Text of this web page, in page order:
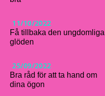
11/10/2022
Få tillbaka den ungdomliga
glöden
25/09/2022
Bra råd för att ta hand om
dina ögon